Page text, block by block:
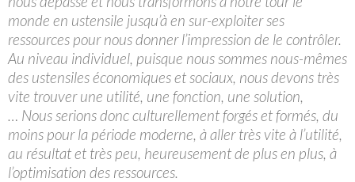
monde en ustensile jusqu’à en sur-exploiter ses
ressources pour nous donner l’impression de le contrôler.
Au niveau individuel, puisque nous sommes nous-mêmes
des ustensiles économiques et sociaux, nous devons très
vite trouver une utilité, une fonction, une solution,
… Nous serions donc culturellement forgés et formés, du
moins pour la période moderne, à aller très vite à l’utilité,
au résultat et très peu, heureusement de plus en plus, à
l’optimisation des ressources.